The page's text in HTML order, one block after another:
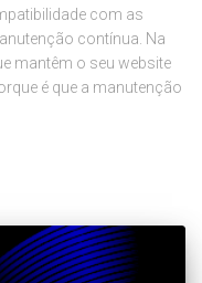
com as
contínua. Na
mantêm o seu website
é que a manutenção